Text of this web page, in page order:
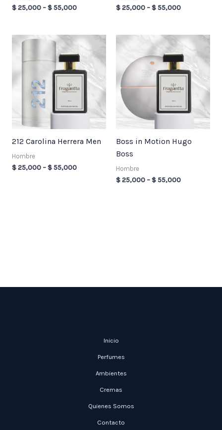
$25,000 –$55,000 $25,000 –$55,000
212 Carolina Herrera Men
Hombre
$25,000 –$55,000
Price
$ 25,000
through
$ 55,000
Boss in Motion Hugo
Boss
Hombre
$25,000 –$55,000
Price
$ 25,000
through
$ 55,000
Inicio
Perfumes
Ambientes
Cremas
Quienes Somos
Contacto